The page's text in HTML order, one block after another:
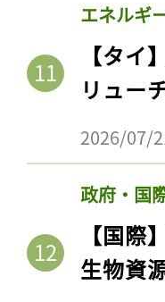
エネルギ
【タ
リュー
2026/07/
政府・国
【国
生物資